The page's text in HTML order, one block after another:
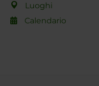
Luoghi
Calendario